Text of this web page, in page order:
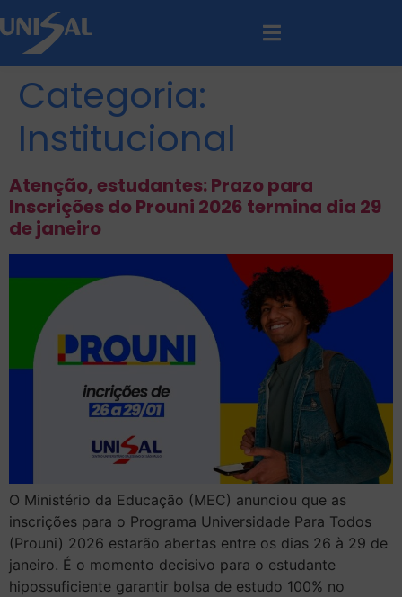
Categoria:
Institucional
Atenção, estudantes: Prazo para
Inscrições do Prouni 2026 termina dia 29
de janeiro
O Ministério da Educação (MEC) anunciou que as
inscrições para o Programa Universidade Para Todos
(Prouni) 2026 estarão abertas entre os dias 26 à 29 de
janeiro. É o momento decisivo para o estudante
hipossuficiente garantir bolsa de estudo 100% no